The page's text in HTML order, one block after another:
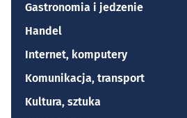
Gastronomia i jedzenie
Handel
Internet, komputery
Komunikacja, transport
Kultura, sztuka